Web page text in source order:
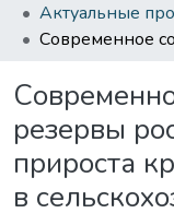
резервы
прироста
в